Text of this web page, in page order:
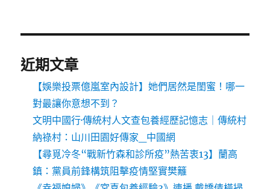
近期文章
【娛樂投票億嵐室內設計】她們居然是閨蜜！哪一
對最讓你意想不到？
文明中國行·傳統村人文查包養經歷記憶志｜傳統村
納祿村：山川田園好傳家_中國網
【尋覓冷冬“戰新竹森和診所疫”熱苦衷13】蘭高
鎮：黨員前鋒構筑阻擊疫情堅實樊籬